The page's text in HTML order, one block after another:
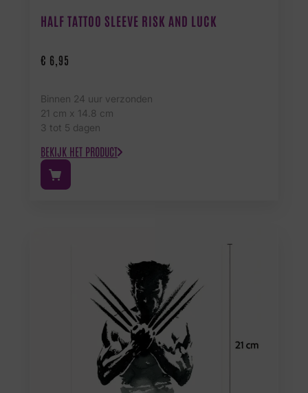
HALF TATTOO SLEEVE RISK AND LUCK
€ 6,95
Binnen 24 uur verzonden
21 cm x 14.8 cm
3 tot 5 dagen
BEKIJK HET PRODUCT